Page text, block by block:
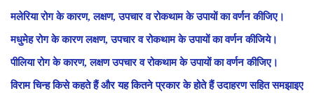
मलेरिया रोग के कारण, लक्षण, उपचार व रोकथाम के उपायों का वर्णन कीजिए।
मधुमेह रोग के कारण लक्षण, उपचार व रोकथाम के उपायों का वर्णन कीजिये।
पीलिया रोग के कारण, लक्षण उपचार व रोकथाम के उपायों का वर्णन कीजिए।
विराम चिन्ह किसे कहते हैं और यह कितने प्रकार के होते हैं उदाहरण सहित समझाइए